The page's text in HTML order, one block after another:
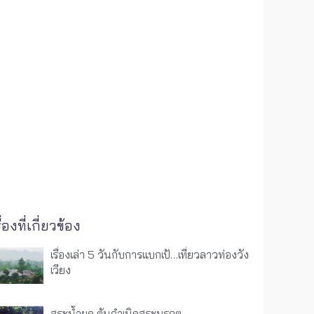
องที่เกี่ยวข้อง
เรื่องเล่า 5 วันกับการแบกเป้…เที่ยวลาวท่องวัง
เวียง